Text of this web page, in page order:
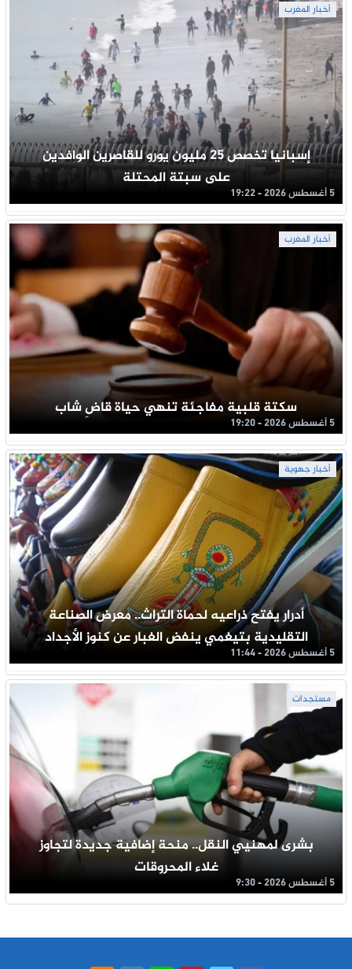
أخبار المغرب
إسبانيا تخصص 25 مليون يورو للقاصرين الوافدين
على سبتة المحتلة
5 أغسطس 2026 - 19:22
أخبار المغرب
سكتة قلبية مفاجئة تنهي حياة قاضِ شاب
5 أغسطس 2026 - 19:20
أخبار جهوية
أدرار يفتح ذراعيه لحماة التراث.. معرض الصناعة
التقليدية بتيغمي ينفض الغبار عن كنوز الأجداد
5 أغسطس 2026 - 11:44
مستجدات
بشرى لمهنيي النقل.. منحة إضافية جديدة لتجاوز
غلاء المحروقات
5 أغسطس 2026 - 9:30